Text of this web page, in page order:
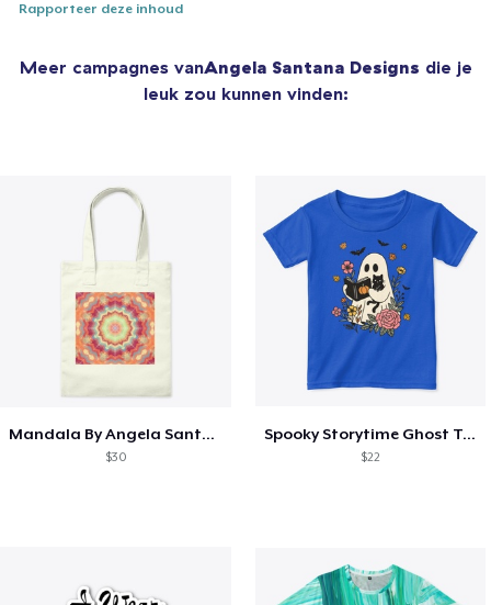
Rapporteer deze inhoud
Meer campagnes vanAngela Santana Designs die je
leuk zou kunnen vinden:
Mandala By Angela Santana Designs
$30
Spooky Storytime Ghost Tee
$22